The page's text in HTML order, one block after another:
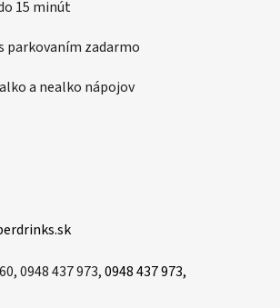
15 minút
parkovaním zadarmo
a nealko nápojov
0948 437 973,0948 437 973,